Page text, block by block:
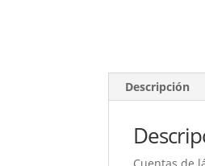
Descripción